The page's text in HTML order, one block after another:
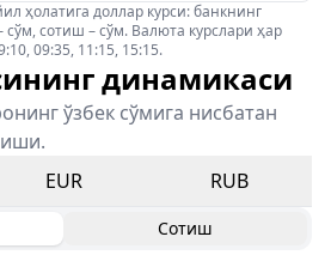
ҳолатига доллар курси: банкнинг
сўм, сотиш – сўм. Валюта курслари ҳар
09:35, 11:15, 15:15.
динамикаси
ўзбек сўмига нисбатан
EUR RUB
Сотиш